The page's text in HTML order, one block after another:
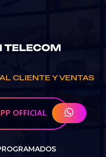
CLIENTE Y VENTAS
OFFICIAL